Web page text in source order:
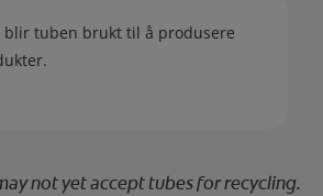
tuben brukt til å produsere
not yet accept tubes for recycling.